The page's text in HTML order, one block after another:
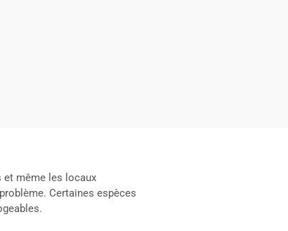
et même les locaux
Certaines espèces